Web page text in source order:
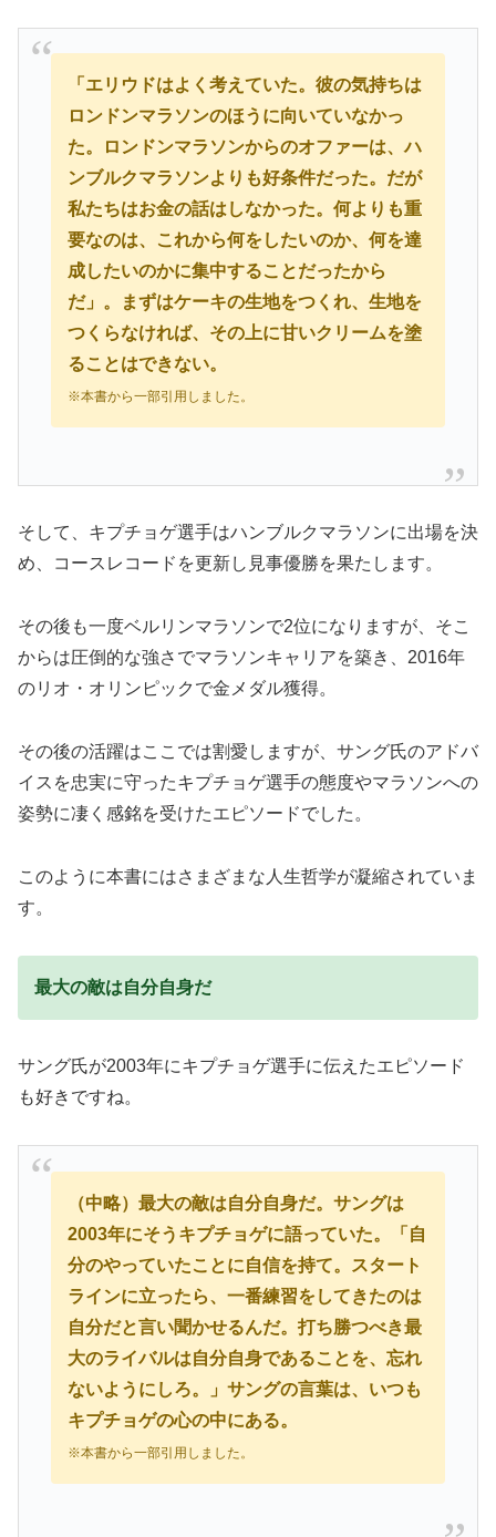
「エリウドはよく考えていた。彼の気持ちは
ロンドンマラソンのほうに向いていなかっ
た。ロンドンマラソンからのオファーは、ハ
ンブルクマラソンよりも好条件だった。だが
私たちはお金の話はしなかった。何よりも重
要なのは、これから何をしたいのか、何を達
成したいのかに集中することだったから
だ」。まずはケーキの生地をつくれ、生地を
つくらなければ、その上に甘いクリームを塗
ることはできない。
※本書から一部引用しました。
そして、キプチョゲ選手はハンブルクマラソンに出場を決
め、コースレコードを更新し見事優勝を果たします。
その後も一度ベルリンマラソンで2位になりますが、そこ
からは圧倒的な強さでマラソンキャリアを築き、2016年
のリオ・オリンピックで金メダル獲得。
その後の活躍はここでは割愛しますが、サング氏のアドバ
イスを忠実に守ったキプチョゲ選手の態度やマラソンへの
姿勢に凄く感銘を受けたエピソードでした。
このように本書にはさまざまな人生哲学が凝縮されていま
す。
最大の敵は自分自身だ
サング氏が2003年にキプチョゲ選手に伝えたエピソード
も好きですね。
（中略）最大の敵は自分自身だ。サングは
2003年にそうキプチョゲに語っていた。「自
分のやっていたことに自信を持て。スタート
ラインに立ったら、一番練習をしてきたのは
自分だと言い聞かせるんだ。打ち勝つべき最
大のライバルは自分自身であることを、忘れ
ないようにしろ。」サングの言葉は、いつも
キプチョゲの心の中にある。
※本書から一部引用しました。